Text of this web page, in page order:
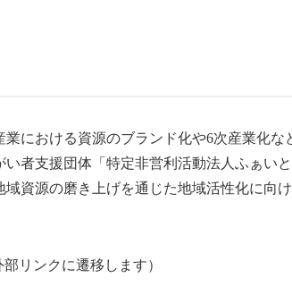
における資源のブランド化や6次産業化な
者支援団体「特定非営利活動法人ふぁい
資源の磨き上げを通じた地域活性化に向
部リンクに遷移します）